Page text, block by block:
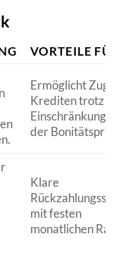
VORTEILE
Ermöglicht
Krediten trotz
der
Klare
mit festen
monatlichen